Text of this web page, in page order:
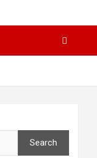
Search